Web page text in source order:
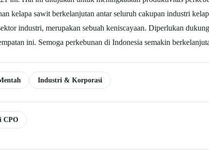
kelapa sawit berkelanjutan antar seluruh cakupan industri
industri, merupakan sebuah keniscayaan. Diperlukan
ini. Semoga perkebunan di Indonesia semakin
Industri & Korporasi
CPO